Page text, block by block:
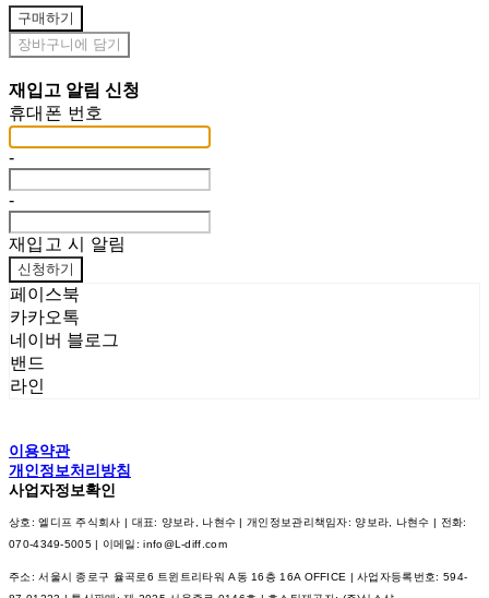
구매하기
장바구니에 담기
재입고 알림 신청
휴대폰 번호
-
-
재입고 시 알림
신청하기
페이스북
카카오톡
네이버 블로그
밴드
라인
이용약관
개인정보처리방침
사업자정보확인
상호: 엘디프 주식회사 | 대표: 양보라, 나현수 | 개인정보관리책임자: 양보라, 나현수 | 전화:
070-4349-5005 | 이메일: info@L-diff.com
주소: 서울시 종로구 율곡로6 트윈트리타워 A동 16층 16A OFFICE | 사업자등록번호: 594-